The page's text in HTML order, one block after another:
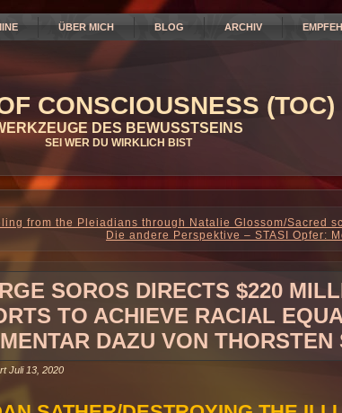
ÜBER MICH BLOG ARCHIV
CONSCIOUSNESS (TOC)
DES BEWUSSTSEINS
SEI WER DU WIRKLICH BIST
from the Pleiadians through Natalie Glossom/Sacred
Die andere Perspektive – STASI Opfer:
SOROS DIRECTS $220
TO ACHIEVE RACIAL
DAZU VON THORSTEN
Juli 13, 2020